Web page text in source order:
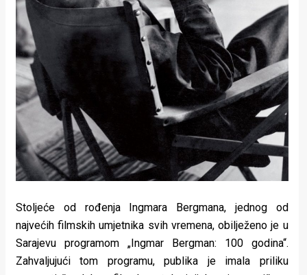
Zdravlje
Za
stolom
Život
u
pokretu
Ideje
koje
rade
Urban
Stoljeće od rođenja Ingmara Bergmana, jednog od
najvećih filmskih umjetnika svih vremena, obilježeno je u
Sarajevu programom „Ingmar Bergman: 100 godina“.
Zahvaljujući tom programu, publika je imala priliku